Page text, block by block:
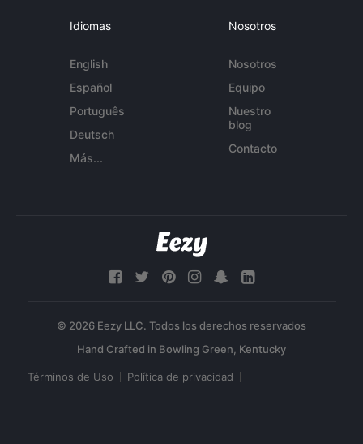
Idiomas
English
Español
Português
Deutsch
Más...
Nosotros
Nosotros
Equipo
Nuestro
blog
Contacto
© 2026 Eezy LLC. Todos los derechos reservados
Términos de Uso Política de privacidad